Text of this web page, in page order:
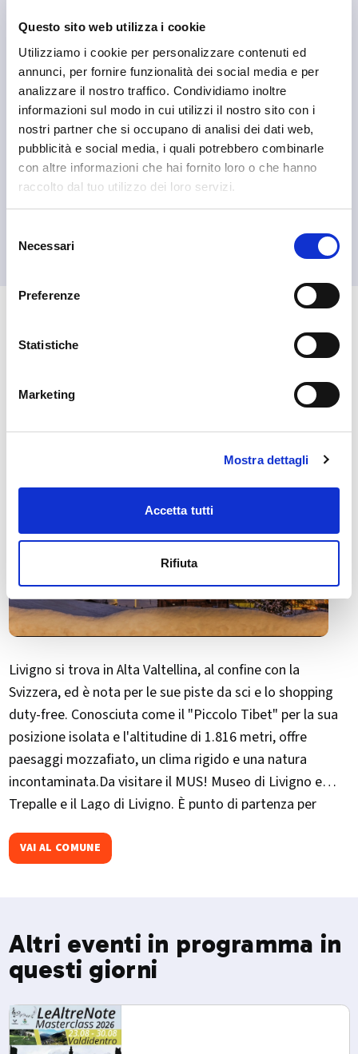
Questo sito web utilizza i cookie
Utilizziamo i cookie per personalizzare contenuti ed
annunci, per fornire funzionalità dei social media e per
analizzare il nostro traffico. Condividiamo inoltre
informazioni sul modo in cui utilizzi il nostro sito con i
nostri partner che si occupano di analisi dei dati web,
pubblicità e social media, i quali potrebbero combinarle
con altre informazioni che hai fornito loro o che hanno
raccolto dal tuo utilizzo dei loro servizi.
delNecessari
Preferenze
Statistiche
Marketing
Mostra dettagli
Accetta tutti
Rifiuta
🏘️ Scopri il comune di
Livigno
Livigno si trova in Alta Valtellina, al confine con la
Svizzera, ed è nota per le sue piste da sci e lo shopping
duty-free. Conosciuta come il "​Piccolo Tibet" per la sua
posizione isolata e l'altitudine di 1.816 metri, offre
paesaggi mozzafiato, un clima rigido e una natura
incontaminata.Da visitare il MUS! Museo di Livigno e
Trepalle e il Lago di Livigno. È punto di partenza per
dicembre ospita La Sgambeda, gara internazionale di sci
VAI AL COMUNE
Altri eventi in programma in
questi giorni